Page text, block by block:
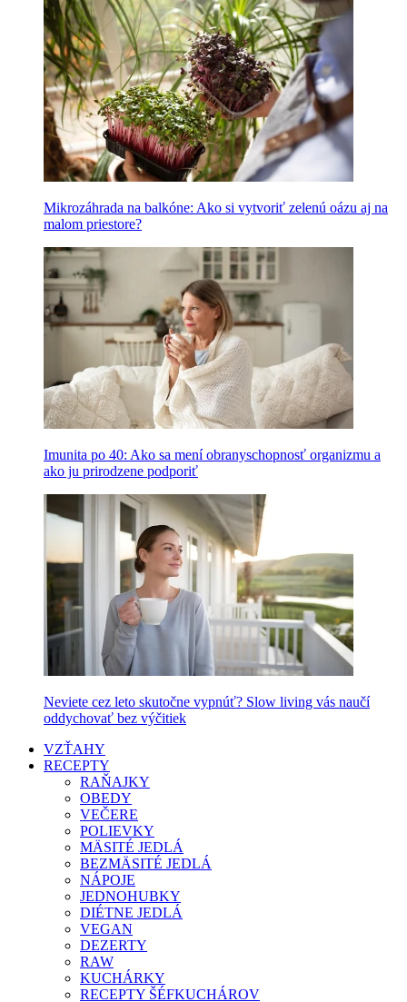
Mikrozáhrada na balkóne: Ako si vytvoriť zelenú oázu aj na
malom priestore?
Imunita po 40: Ako sa mení obranyschopnosť organizmu a
ako ju prirodzene podporiť
Neviete cez leto skutočne vypnúť? Slow living vás naučí
oddychovať bez výčitiek
VZŤAHY
RECEPTY
RAŇAJKY
OBEDY
VEČERE
POLIEVKY
MÄSITÉ JEDLÁ
BEZMÄSITÉ JEDLÁ
NÁPOJE
JEDNOHUBKY
DIÉTNE JEDLÁ
VEGAN
DEZERTY
RAW
KUCHÁRKY
RECEPTY ŠÉFKUCHÁROV